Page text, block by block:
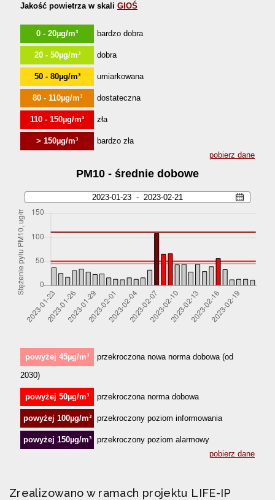
Zrealizowano w ramach projektu LIFE-IP